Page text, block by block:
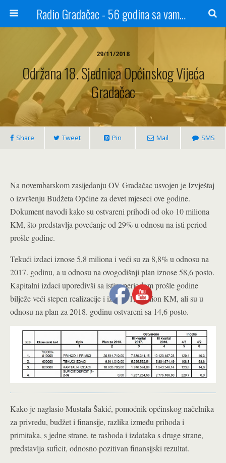
Radio Gradačac - 56 godina sa vama...
29/11/2018
Održana 18. Sjednica Općinskog Vijeća
Gradačac
Share Tweet Pin Mail SMS
Na novembarskom zasijedanju OV Gradačac usvojen je Izvještaj
o izvršenju Budžeta Općine za devet mjeseci ove godine.
Dokument navodi kako su ostvareni prihodi od oko 10 miliona
KM, što predstavlja povećanje od 29% u odnosu na isti period
prošle godine.
Tekući izdaci iznose 5,8 miliona i veći su za 8,8% u odnosu na
2017. godinu, a u odnosu na ovogodišnji plan iznose 58,6 posto.
Kapitalni izdaci uporedivši sa istim periodom prošle godine
bilježe veći stepen realizacije i iznose 1,5 milion KM, ali su u
odnosu na plan za 2018. godinu ostvareni sa 14,6 posto.
Kako je naglasio Mustafa Šakić, pomoćnik općinskog načelnika
za privredu, budžet i finansije, razlika između prihoda i
primitaka, s jedne strane, te rashoda i izdataka s druge strane,
predstavlja suficit, odnosno pozitivan finansijski rezultat.